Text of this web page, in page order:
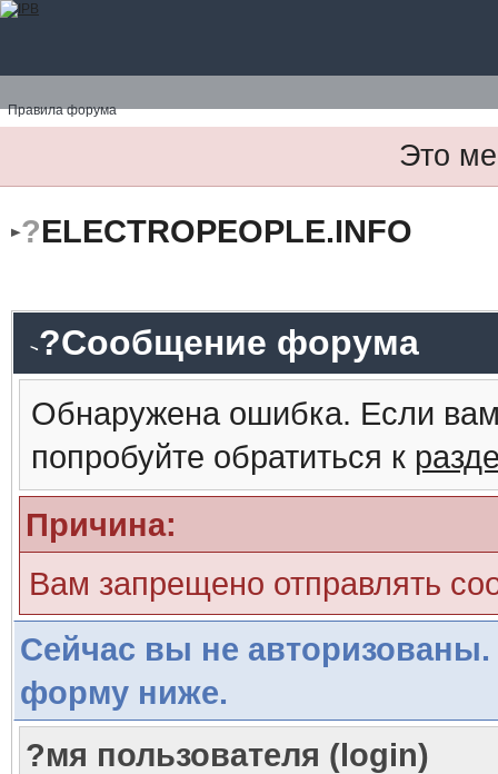
Правила форума
Это
?ELECTROPEOPLE.INFO
?Сообщение форума
Обнаружена ошибка. Если
попробуйте обратиться к
Причина:
Вам запрещено отправлять
Сейчас вы не авторизованы.
форму ниже.
?мя пользователя (login)